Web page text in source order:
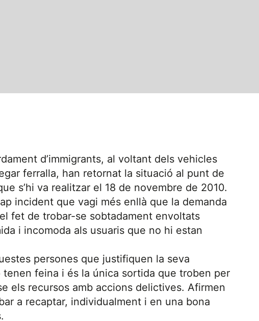
d’immigrants, al voltant dels vehicles
ferralla, han retornat la situació al punt de
s’hi va realitzar el 18 de novembre de 2010.
incident que vagi més enllà que la demanda
fet de trobar-se sobtadament envoltats
i incomoda als usuaris que no hi estan
persones que justifiquen la seva
tenen feina i és la única sortida que troben per
els recursos amb accions delictives. Afirmen
a recaptar, individualment i en una bona